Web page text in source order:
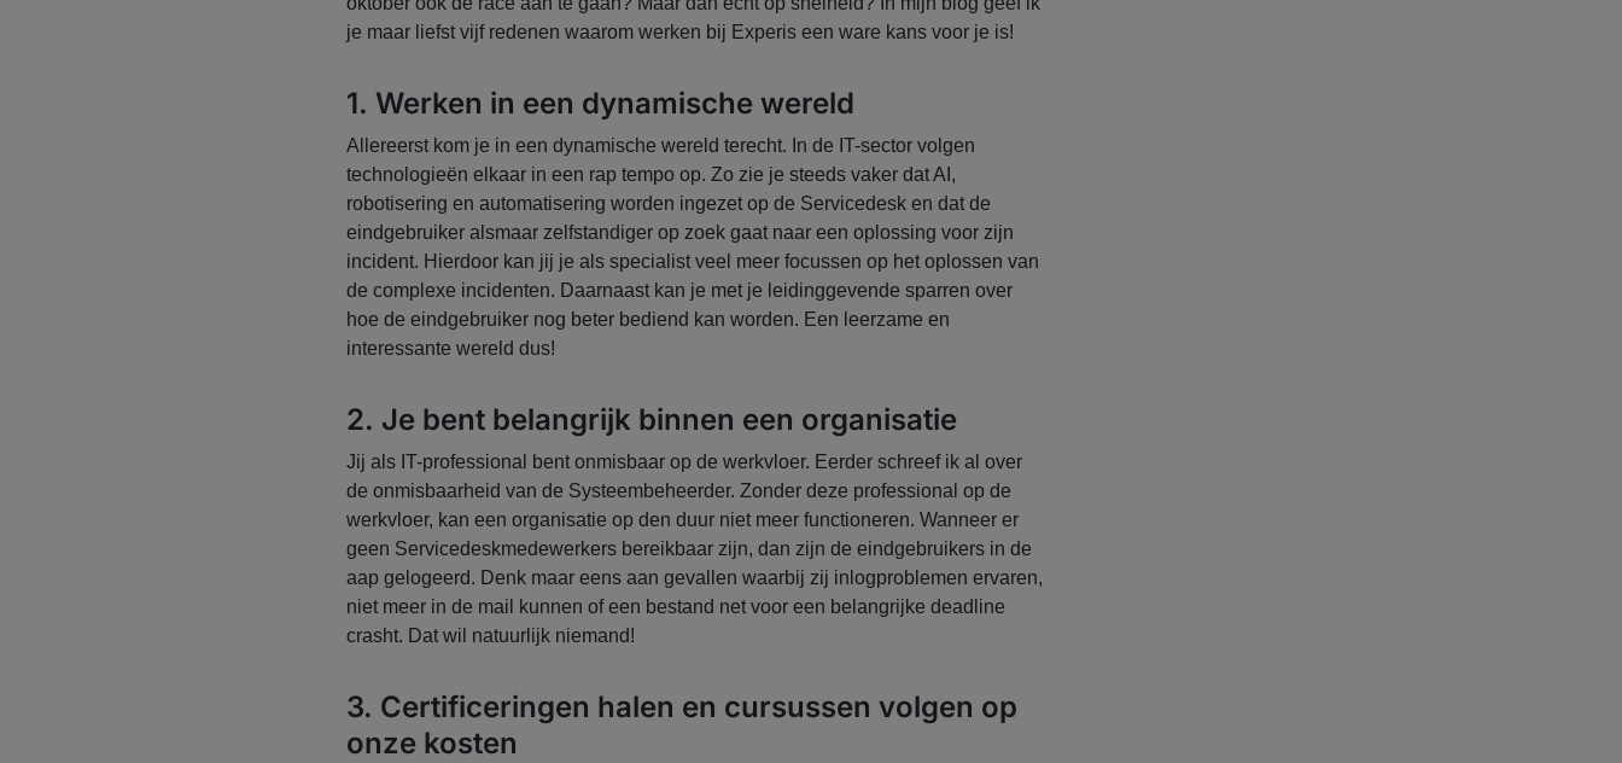
je maar liefst vijf redenen waarom werken bij Experis een ware kans voor je is!
1. Werken in een dynamische wereld
Allereerst kom je in een dynamische wereld terecht. In de IT-sector volgen
technologieën elkaar in een rap tempo op. Zo zie je steeds vaker dat AI,
robotisering en automatisering worden ingezet op de Servicedesk en dat de
eindgebruiker alsmaar zelfstandiger op zoek gaat naar een oplossing voor zijn
incident. Hierdoor kan jij je als specialist veel meer focussen op het oplossen van
de complexe incidenten. Daarnaast kan je met je leidinggevende sparren over
hoe de eindgebruiker nog beter bediend kan worden. Een leerzame en
interessante wereld dus!
2. Je bent belangrijk binnen een organisatie
Jij als IT-professional bent onmisbaar op de werkvloer. Eerder schreef ik al over
de onmisbaarheid van de Systeembeheerder. Zonder deze professional op de
werkvloer, kan een organisatie op den duur niet meer functioneren. Wanneer er
geen Servicedeskmedewerkers bereikbaar zijn, dan zijn de eindgebruikers in de
aap gelogeerd. Denk maar eens aan gevallen waarbij zij inlogproblemen ervaren,
niet meer in de mail kunnen of een bestand net voor een belangrijke deadline
crasht. Dat wil natuurlijk niemand!
3. Certificeringen halen en cursussen volgen op
onze kosten